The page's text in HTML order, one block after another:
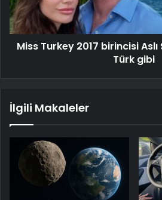
Miss Turkey 2017 birincisi
Türk gibi
İlgili Makaleler